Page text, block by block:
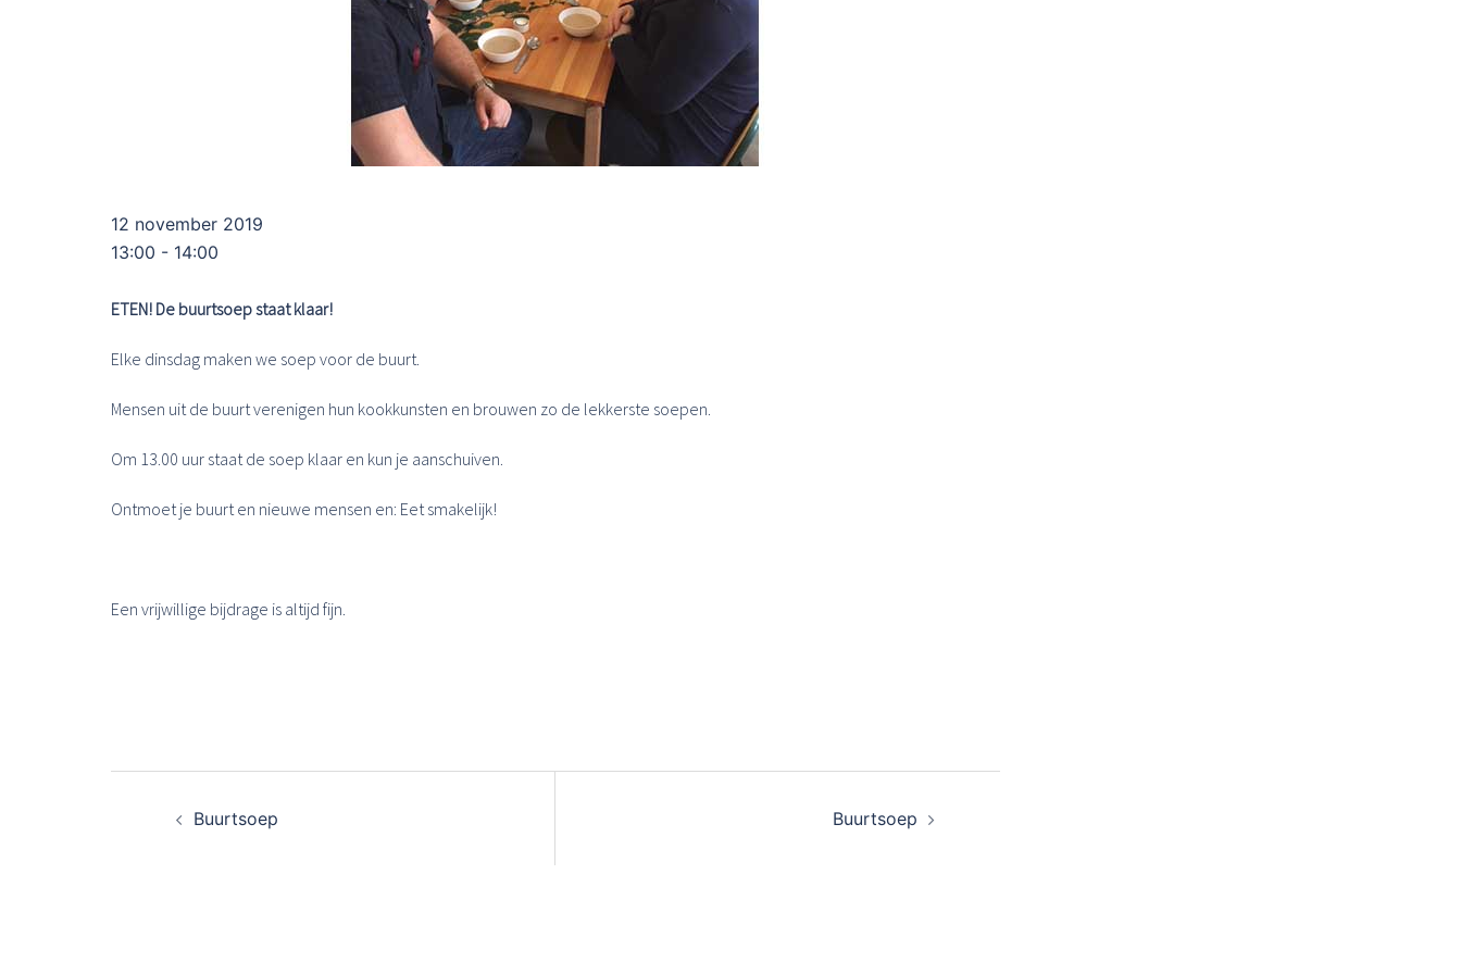
12 november 2019
13:00 - 14:00
ETEN! De buurtsoep staat klaar!
Elke dinsdag maken we soep voor de buurt.
Mensen uit de buurt verenigen hun kookkunsten en brouwen zo de lekkerste soepen.
Om 13.00 uur staat de soep klaar en kun je aanschuiven.
Ontmoet je buurt en nieuwe mensen en: Eet smakelijk!
Een vrijwillige bijdrage is altijd fijn.
navigatie
Buurtsoep Buurtsoep